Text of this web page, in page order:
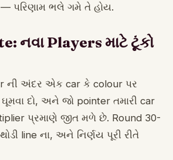
પરિણામ ભલે ગમે તે હોય.
નવા Players માટે ટૂંકો
ની અંદર એક car કે colour પર
ઘૂમવા દો, અને જો pointer તમારી car
પ્રમાણે જીત મળે છે. Round 30-
line ના, અને નિર્ણય પૂરી રીતે